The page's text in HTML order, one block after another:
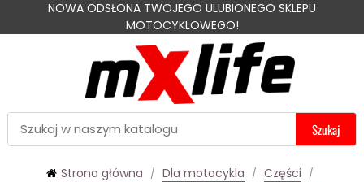
NOWA ODSŁONA TWOJEGO ULUBIONEGO SKLEPU
MOTOCYKLOWEGO!
Szukaj
Strona główna Dla motocykla
Części